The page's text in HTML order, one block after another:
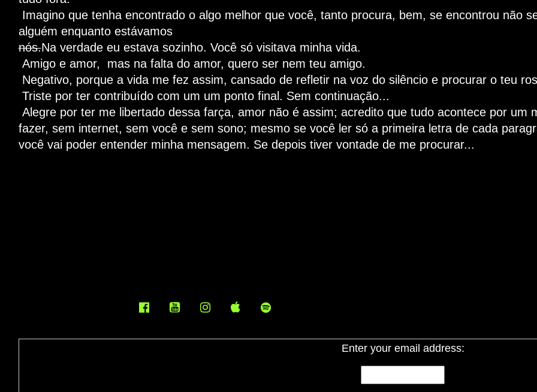
Imagino que tenha encontrado o algo melhor que você, tanto procura, bem, se encontrou não
alguém enquanto estávamos
nós.Na verdade eu estava sozinho. Você só visitava minha vida.
Amigo e amor, mas na falta do amor, quero ser nem teu amigo.
Negativo, porque a vida me fez assim, cansado de refletir na voz do silêncio e procurar o teu
Triste por ter contribuído com um um ponto final. Sem continuação...
Alegre por ter me libertado dessa farça, amor não é assim; acredito que tudo acontece por um
fazer, sem internet, sem você e sem sono; mesmo se você ler só a primeira letra de cada
você vai poder entender minha mensagem. Se depois tiver vontade de me procurar...
Enter your email address: